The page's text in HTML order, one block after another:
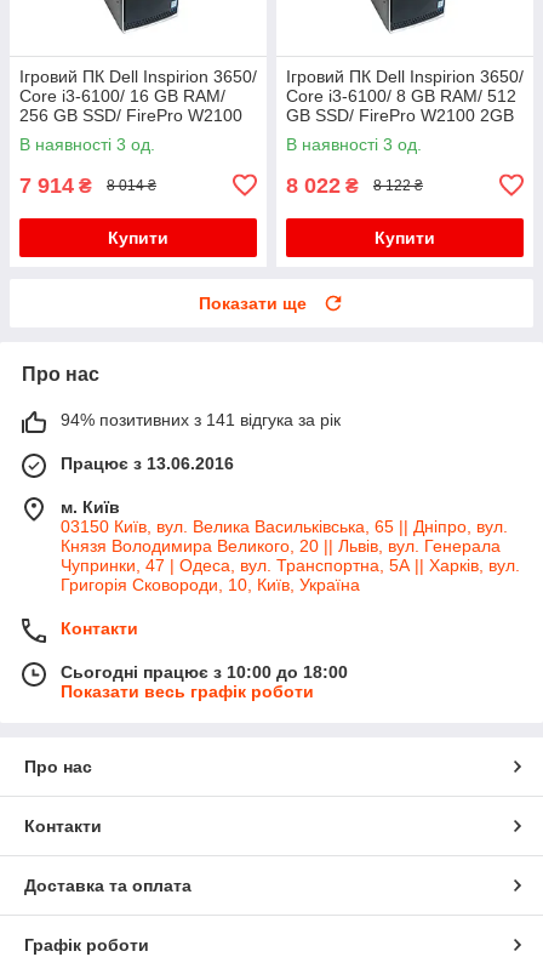
Ігровий ПК Dell Inspirion 3650/
Core i3-6100/ 16 GB RAM/
256 GB SSD/ FirePro W2100
2GB
В наявності 3 од.
7 914 ₴ 8 014 ₴
Купити
Ігровий ПК Dell Inspirion 3650/
Core i3-6100/ 8 GB RAM/ 512
GB SSD/ FirePro W2100 2GB
В наявності 3 од.
8 022 ₴ 8 122 ₴
Купити
Показати ще
Про нас
94% позитивних з 141 відгука за рік
Працює з 13.06.2016
м. Київ
03150 Київ, вул. Велика Васильківська, 65 || Дніпро, вул.
Князя Володимира Великого, 20 || Львів, вул. Генерала
Чупринки, 47 | Одеса, вул. Транспортна, 5А || Харків, вул.
Григорія Сковороди, 10, Київ, Україна
Контакти
Сьогодні працює з 10:00 до 18:00
Показати весь графік роботи
Про нас
Контакти
Доставка та оплата
Графік роботи